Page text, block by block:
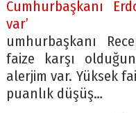
Cumhurbaşkanı
var’
umhurbaşkanı
faize karşı
alerjim var. Yüksek
puanlık düşüş…